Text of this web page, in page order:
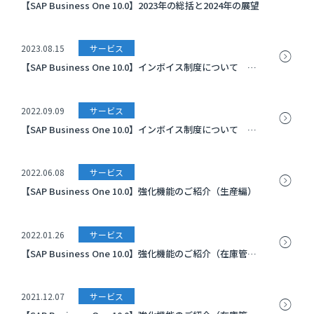
【SAP Business One 10.0】2023年の総括と2024年の展望
2023.08.15 サービス
【SAP Business One 10.0】インボイス制度について その２
2022.09.09 サービス
【SAP Business One 10.0】インボイス制度について その1
2022.06.08 サービス
【SAP Business One 10.0】強化機能のご紹介（生産編）
2022.01.26 サービス
【SAP Business One 10.0】強化機能のご紹介（在庫管理編2）
2021.12.07 サービス